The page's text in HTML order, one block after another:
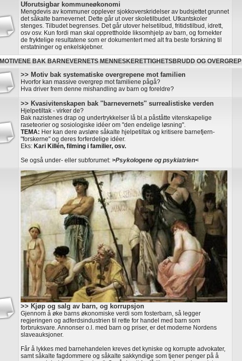
Uforutsigbar kommuneøkonomi
Mengdevis av kommuner opplever sjokkoverskridelser av budsjettet grunnet
det såkalte barnevernet. Dette går ut over skoletilbudet. Utkantskoler
stenges. Tilbudet begrenses. Det går utover helsetilbud, fritidstilbud, idrett,
osv osv. Kun fordi man skal opprettholde liksomhjelp av barn, og fornekter
de fryktelige resultatene som er dokumentert med alt fra beste forskning til
erstatninger og enkelskjebner.
MOTIVENE BAK BARNEVERNETS MENNESKERETTIGHETSBRUDD OG OVERGREP
>> Motiv bak systematiske overgrepene mot familien
Hvorfor kan massive overgrep mot familiene pågå?
Hva driver frem denne mishandling av barn og foreldre?
>> Kvasivitenskapen bak ''barnevernets'' surrealistiske verden
Hjelpetiltak - virker de?
Bak nazistenes drap og undertrykkelser lå bl.a påståtte vitenskapelige
raseteorier og sosiologiske idéer om "den endelige løsning".
TEMA: Her kan dere avsløre såkalte hjelpetiltak og kritisere barnefjern-
"forskerne" og deres forferdelige idéer.
Eks: Kari Killén, filming i familier, osv.
Se også under- eller subforumet: >Psykologene og psykiatrien<
>> Kjøp og salg av barn, og korrupsjon
Gjennom å øke barns økonomiske verdi som fosterbarn, så legger
regjeringen og adferdsindustrien til rette for handel med barn som
forbruksvare. Annonser o.l. med barn og priser, er det moderne Nordens
slaveauksjoner.
Får å lykkes med barnehandelen kreves det kyniske og korrupte advokater,
samt såkalte fagdommere og såkalte sakkyndige som tjener penger på å